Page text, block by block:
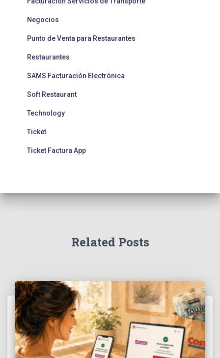
Negocios
Punto de Venta para Restaurantes
Restaurantes
SAMS Facturación Electrónica
Soft Restaurant
Technology
Ticket
Ticket Factura App
Related Posts